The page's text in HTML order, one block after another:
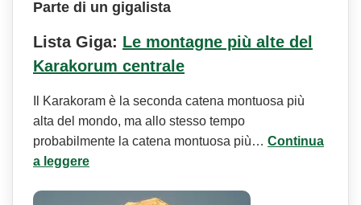
Parte di un gigalista
Lista Giga: Le montagne più alte del
Karakorum centrale
Il Karakoram è la seconda catena montuosa più
alta del mondo, ma allo stesso tempo
probabilmente la catena montuosa più… Continua
a leggere